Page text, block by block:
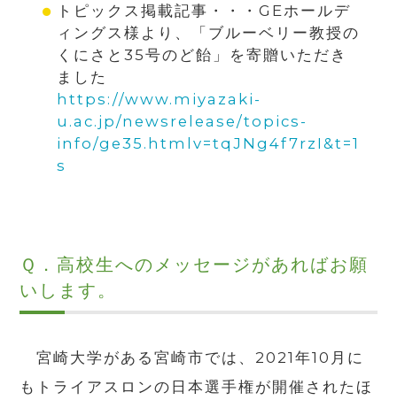
トピックス掲載記事・・・ GEホールデ
ィングス様より、「ブルーベリー教授の
くにさと35号のど飴」を寄贈いただき
ました
https://www.miyazaki-
u.ac.jp/newsrelease/topics-
info/ge35.htmlv=tqJNg4f7rzI&t=1
s
Ｑ． 高校生へのメッセージがあればお願
いします。
宮崎大学がある宮崎市では、2021年10月に
もトライアスロンの日本選手権が開催されたほ